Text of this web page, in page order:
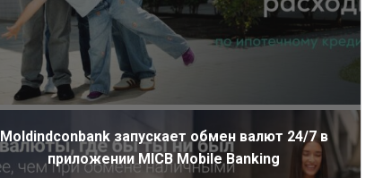
Moldindconbank запускает обмен валют 24/7 в
приложении MICB Mobile Banking